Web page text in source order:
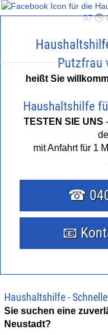
97 🕒
Putzfrau
heißt Sie
Haushaltshilfe
TESTEN SIE UNS
mit Anfahrt für 1
☎ 040
📧
Haushaltshilfe -
Sie suchen eine
Neustadt?